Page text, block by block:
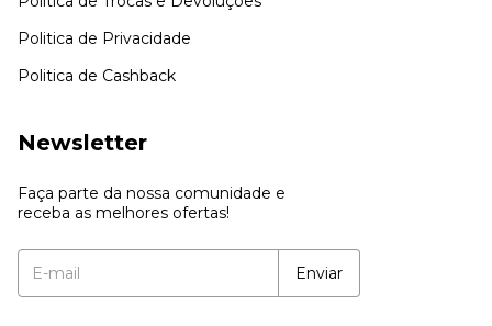
Politica de Privacidade
Politica de Cashback
Newsletter
Faça parte da nossa comunidade e
receba as melhores ofertas!